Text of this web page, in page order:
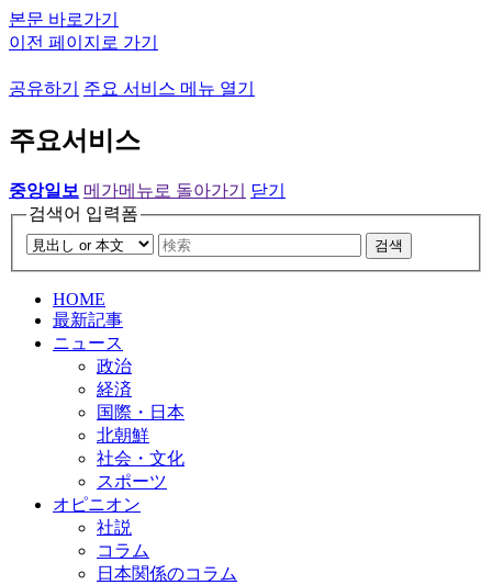
본문 바로가기
이전 페이지로 가기
공유하기 주요 서비스 메뉴 열기
주요서비스
중앙일보 메가메뉴로 돌아가기
닫기
검색어 입력폼
검색
HOME
最新記事
ニュース
政治
経済
国際・日本
北朝鮮
社会・文化
スポーツ
オピニオン
社説
コラム
日本関係のコラム